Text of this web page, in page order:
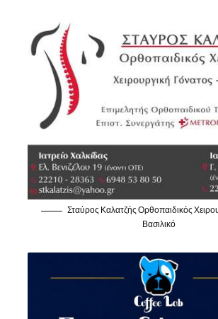
Σταύρος Καλατζής Ορθοπαιδικός
Βασιλικό